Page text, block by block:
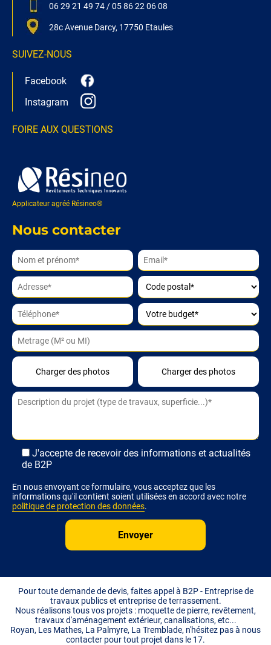
06 29 21 49 74 /05 86 22 06 08
28c Avenue Darcy, 17750 Etaules
SUIVEZ-NOUS
Facebook
Instagram
FOIRE AUX QUESTIONS
Applicateur agréé Résineo®
Nous contacter
J'accepte de recevoir des informations et actualités
de B2P
En nous envoyant ce formulaire, vous acceptez que les
informations qu'il contient soient utilisées en accord avec notre
politique de protection des données.
Alternative:
Pour toute demande de devis, faites appel à B2P - Entreprise de
travaux publics et entreprise de terrassement.
Nous réalisons tous vos projets : moquette de pierre, revêtement,
travaux d'aménagement extérieur, canalisations, etc...
Royan, Les Mathes, La Palmyre, La Tremblade, n'hésitez pas à nous
contacter pour tout projet dans le 17.